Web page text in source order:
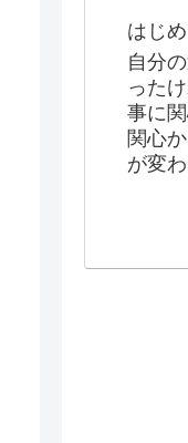
はじ
自分
った
事に
関心
が変